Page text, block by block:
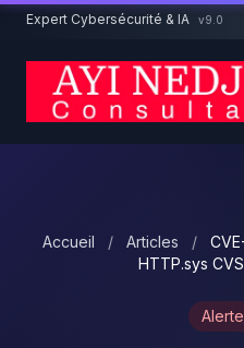
Aller au contenu principal
Expert Cybersécurité & IA v9.0
Accueil / Articles /
HTTP.sys
Un projet cybersécurité ?